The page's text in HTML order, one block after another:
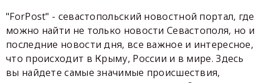
"ForPost" - севастопольский новостной портал, где
можно найти не только новости Севастополя, но и
последние новости дня, все важное и интересное,
что происходит в Крыму, России и в мире. Здесь
вы найдете самые значимые происшествия,